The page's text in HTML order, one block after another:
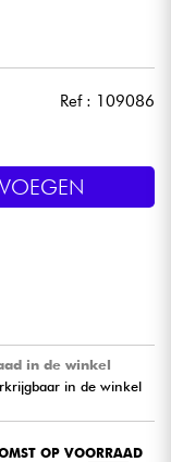
Ref : 109086
in de winkel
in de winkel
OP VOORRAAD